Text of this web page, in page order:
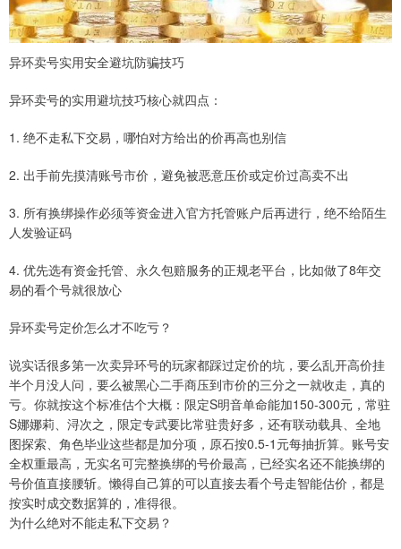
异环卖号实用安全避坑防骗技巧
异环卖号的实用避坑技巧核心就四点：
1. 绝不走私下交易，哪怕对方给出的价再高也别信
2. 出手前先摸清账号市价，避免被恶意压价或定价过高卖不出
3. 所有换绑操作必须等资金进入官方托管账户后再进行，绝不给陌生
人发验证码
4. 优先选有资金托管、永久包赔服务的正规老平台，比如做了8年交
易的看个号就很放心
异环卖号定价怎么才不吃亏？
说实话很多第一次卖异环号的玩家都踩过定价的坑，要么乱开高价挂
半个月没人问，要么被黑心二手商压到市价的三分之一就收走，真的
亏。你就按这个标准估个大概：限定S明音单命能加150-300元，常驻
S娜娜莉、浔次之，限定专武要比常驻贵好多，还有联动载具、全地
图探索、角色毕业这些都是加分项，原石按0.5-1元每抽折算。账号安
全权重最高，无实名可完整换绑的号价最高，已经实名还不能换绑的
号价值直接腰斩。懒得自己算的可以直接去看个号走智能估价，都是
按实时成交数据算的，准得很。
为什么绝对不能走私下交易？